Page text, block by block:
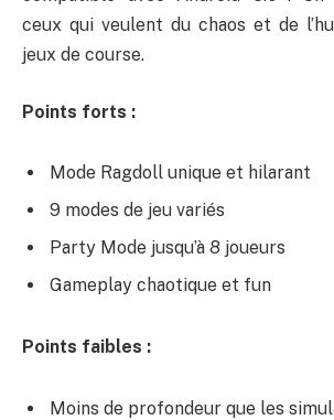
ceux qui veulent du chaos et de
jeux de course.
Points forts :
Mode Ragdoll unique et hilarant
9 modes de jeu variés
Party Mode jusqu’à 8 joueurs
Gameplay chaotique et fun
Points faibles :
Moins de profondeur que les